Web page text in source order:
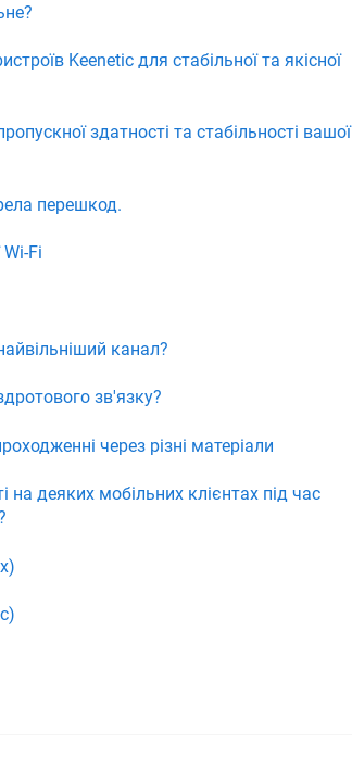
Keenetic для стабільної та якісної
здатності та стабільності вашої
перешкод.
Fi
канал?
зв'язку?
через різні матеріали
деяких мобільних клієнтах під час